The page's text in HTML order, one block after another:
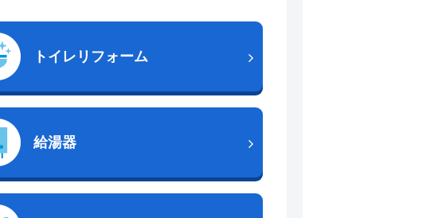
トイレリフォーム
給湯器